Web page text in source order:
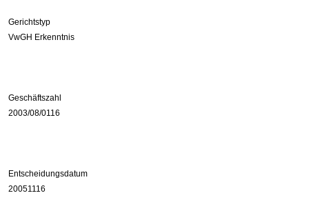
Gerichtstyp
VwGH Erkenntnis
Geschäftszahl
2003/08/0116
Entscheidungsdatum
20051116